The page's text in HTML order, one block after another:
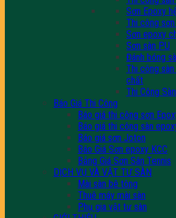
Sơn Epoxy
Thi công
Sơn epoxy
Sơn sàn PU
Đánh bóng
Thi công
chất
Thi Công
Báo Giá Thi Công
Báo giá thi công sơn
Báo giá thi công sàn
Báo giá sơn Joton
Báo Giá Sơn epoxy KCC
Bảng Giá Sơn Sân Tennis
DỊCH VỤ VÀ VẬT TƯ SÀN
Mài sàn bê tông
Thuê máy mài sàn
Phụ gia vật tư sàn